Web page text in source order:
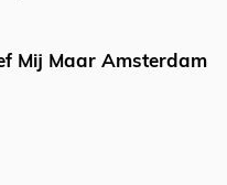
Mij Maar Amsterdam